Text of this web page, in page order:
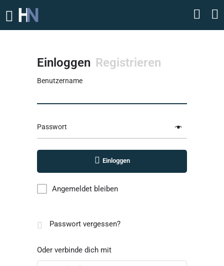
Einloggen Registrieren
Benutzername
Passwort
Einloggen
Angemeldet bleiben
Passwort vergessen?
Oder verbinde dich mit